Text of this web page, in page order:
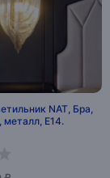
NAT, Бра,
металл, Е14.